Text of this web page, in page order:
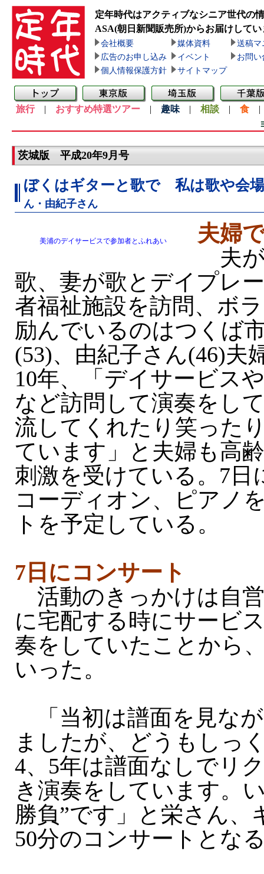
定年時代はアクティブなシニア世代の
ASA(朝日新聞販売所)からお届けしてい
会社概要 媒体資料
送稿マ
広告のお申し込み
イベント
お問い
個人情報保護方針
サイトマップ
旅行| おすすめ特選ツアー | 趣味 | 相談 | 食
茨城版 平成20年9月号
ぼくはギターと歌で 私は歌や会
ん・由紀子さん
美浦のデイサービスで参加者とふれあい
夫婦
夫が
歌、妻が歌とデイプレ
者福祉施設を訪問、ボ
励んでいるのはつくば
(53)、由紀子さん(46)夫
10年、「デイサービス
など訪問して演奏をし
流してくれたり笑った
ています」と夫婦も高
刺激を受けている。7日
コーディオン、ピアノ
トを予定している。
7日にコンサート
活動のきっかけは自
に宅配する時にサービ
奏をしていたことから
いった。
「当初は譜面を見な
ましたが、どうもしっ
4、5年は譜面なしでリ
き演奏をしています。
勝負”です」と栄さん、
50分のコンサートとな